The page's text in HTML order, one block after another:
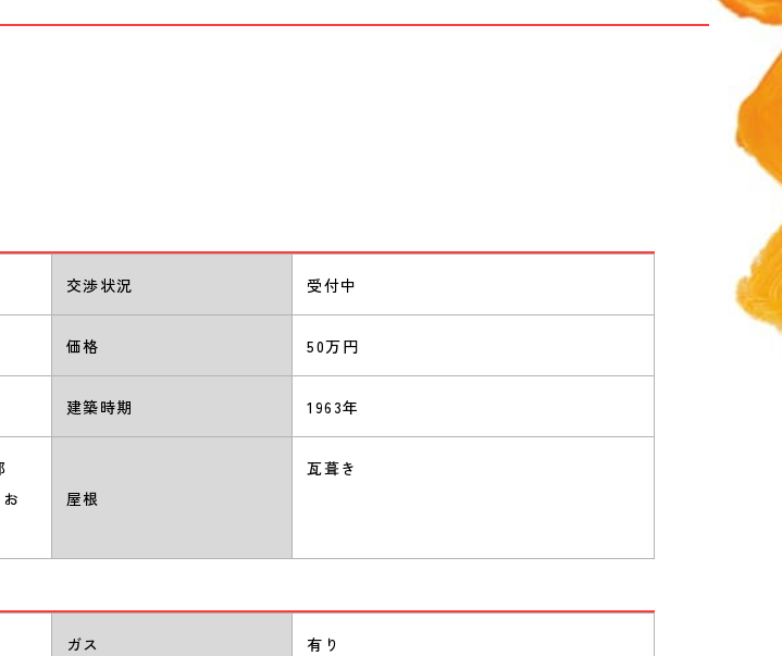
交渉状況 受付中
価格 50万円
建築時期 1963年
屋根
瓦葺き
ガス 有り